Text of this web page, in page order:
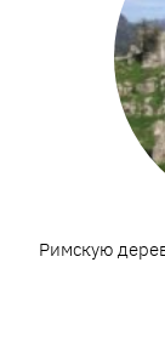
Римскую